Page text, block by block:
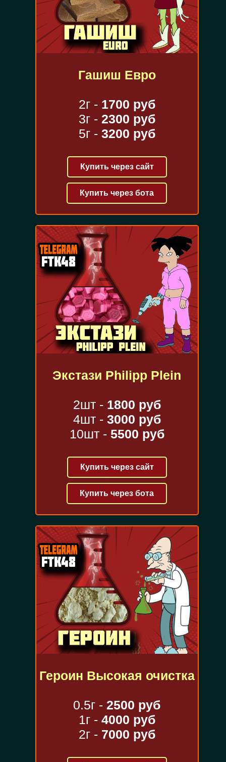
Гашиш Евро
2г - 1700 руб
3г - 2300 руб
5г - 3200 руб
Купить через сайт
Купить через бота
Экстази Philipp Plein
2шт - 1800 руб
4шт - 3000 руб
10шт - 5500 руб
Купить через сайт
Купить через бота
Героин Высокая очистка
0.5г -2500 руб
1г - 4000 руб
2г - 7000 руб